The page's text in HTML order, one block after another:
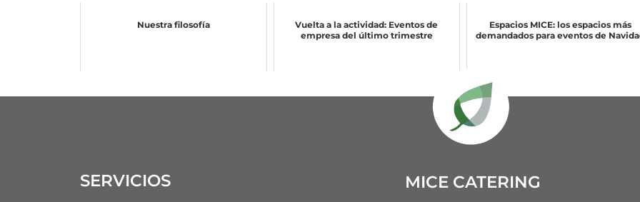
Nuestra filosofía
Vuelta a la actividad: Eventos de
empresa del último trimestre
Espacios MICE: los espacios más
demandados para eventos de
SERVICIOS MICE CATERING